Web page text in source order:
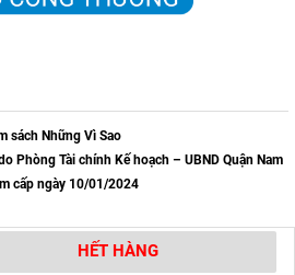
sách Những Vì Sao
Phòng Tài chính Kế hoạch – UBND Quận Nam
cấp ngày 10/01/2024
HẾT HÀNG